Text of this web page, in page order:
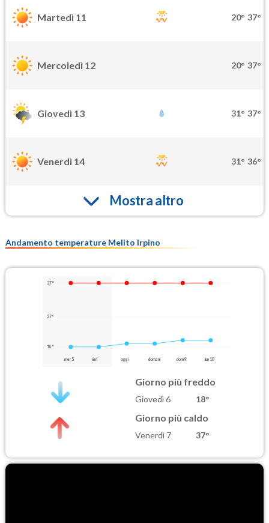
Martedì 11 20° 37°
Mercoledì 12 20° 37°
Giovedì 13 31° 37°
Venerdì 14 31° 36°
Mostra altro
Andamento temperature Melito Irpino
37°
27°
18°
mer 5 ieri oggi domani dom 9 lun 10
Giorno più freddo
Giovedì 6 18°
Giorno più caldo
Venerdì 7 37°